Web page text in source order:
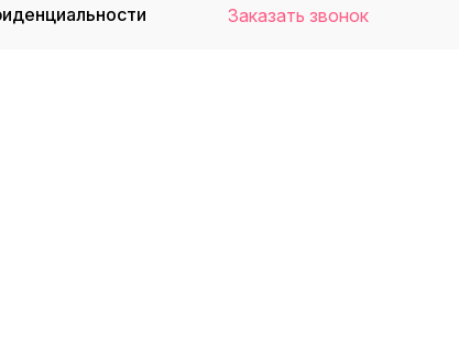
Заказать звонок